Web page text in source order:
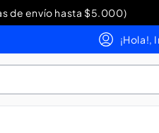
de envío hasta $5.000)
800 200 354
¡Hola!,
Iniciar